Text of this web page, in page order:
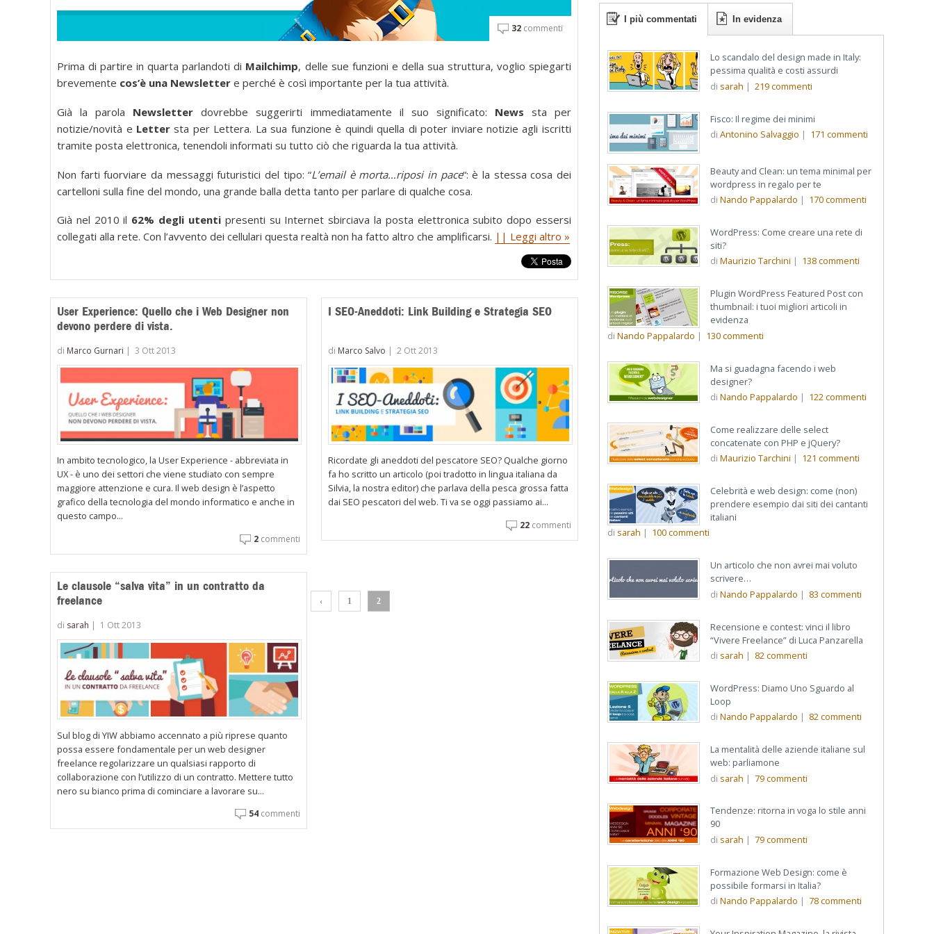
32commenti
Prima di partire in quarta parlandoti di Mailchimp, delle sue funzioni e della sua struttura, voglio spiegarti
brevemente cos’è una Newsletter e perché è così importante per la tua attività.
Già la parola Newsletter dovrebbe suggerirti immediatamente il suo significato: News sta per
notizie/novità e Letter sta per Lettera. La sua funzione è quindi quella di poter inviare notizie agli iscritti
tramite posta elettronica, tenendoli informati su tutto ciò che riguarda la tua attività.
Non farti fuorviare da messaggi futuristici del tipo: “L’email è morta…riposi in pace“: è la stessa cosa dei
cartelloni sulla fine del mondo, una grande balla detta tanto per parlare di qualche cosa.
Già nel 2010 il 62% degli utentipresenti su Internet sbirciava la posta elettronica subito dopo essersi
collegati alla rete. Con l’avvento dei cellulari questa realtà non ha fatto altro che amplificarsi. || Leggi altro »
User Experience: Quello che i Web Designer non
devono perdere di vista.
di Marco Gurnari |3 Ott 2013
In ambito tecnologico, la User Experience - abbreviata in
UX - è uno dei settori che viene studiato con sempre
maggiore attenzione e cura. Il web design è l’aspetto
grafico della tecnologia del mondo informatico e anche in
questo campo...
2commenti
I SEO-Aneddoti: Link Building e Strategia SEO
di Marco Salvo |2 Ott 2013
Ricordate gli aneddoti del pescatore SEO? Qualche giorno
fa ho scritto un articolo (poi tradotto in lingua italiana da
Silvia, la nostra editor) che parlava della pesca grossa fatta
dai SEO pescatori del web. Ti va se oggi passiamo ai...
22commenti
Le clausole “salva vita” in un contratto da
freelance
di sarah | 1 Ott 2013
Sul blog di YIW abbiamo accennato a più riprese quanto
possa essere fondamentale per un web designer
freelance regolarizzare un qualsiasi rapporto di
collaborazione con l’utilizzo di un contratto. Mettere tutto
nero su bianco prima di cominciare a lavorare su...
54commenti
‹ 1 2
I più commentati In evidenza
Lo scandalo del design made in Italy:
pessima qualità e costi assurdi
di sarah | 219commenti
Fisco: Il regime dei minimi
di Antonino Salvaggio | 171 commenti
Beauty and Clean: un tema minimal per
wordpress in regalo per te
di Nando Pappalardo | 170commenti
WordPress: Come creare una rete di
siti?
di Maurizio Tarchini | 138commenti
Plugin WordPress Featured Post con
thumbnail: i tuoi migliori articoli in
evidenza
di Nando Pappalardo | 130commenti
Ma si guadagna facendo i web
designer?
di Nando Pappalardo | 122commenti
Come realizzare delle select
concatenate con PHP e jQuery?
di Maurizio Tarchini | 121 commenti
Celebrità e web design: come (non)
prendere esempio dai siti dei cantanti
italiani
di sarah | 100commenti
Un articolo che non avrei mai voluto
scrivere…
di Nando Pappalardo | 83 commenti
Recensione e contest: vinci il libro
“Vivere Freelance” di Luca Panzarella
di sarah | 82commenti
WordPress: Diamo Uno Sguardo al
Loop
di Nando Pappalardo | 82commenti
La mentalità delle aziende italiane sul
web: parliamone
di sarah | 79commenti
Tendenze: ritorna in voga lo stile anni
90
di sarah | 79commenti
Formazione Web Design: come è
possibile formarsi in Italia?
di Nando Pappalardo | 78commenti